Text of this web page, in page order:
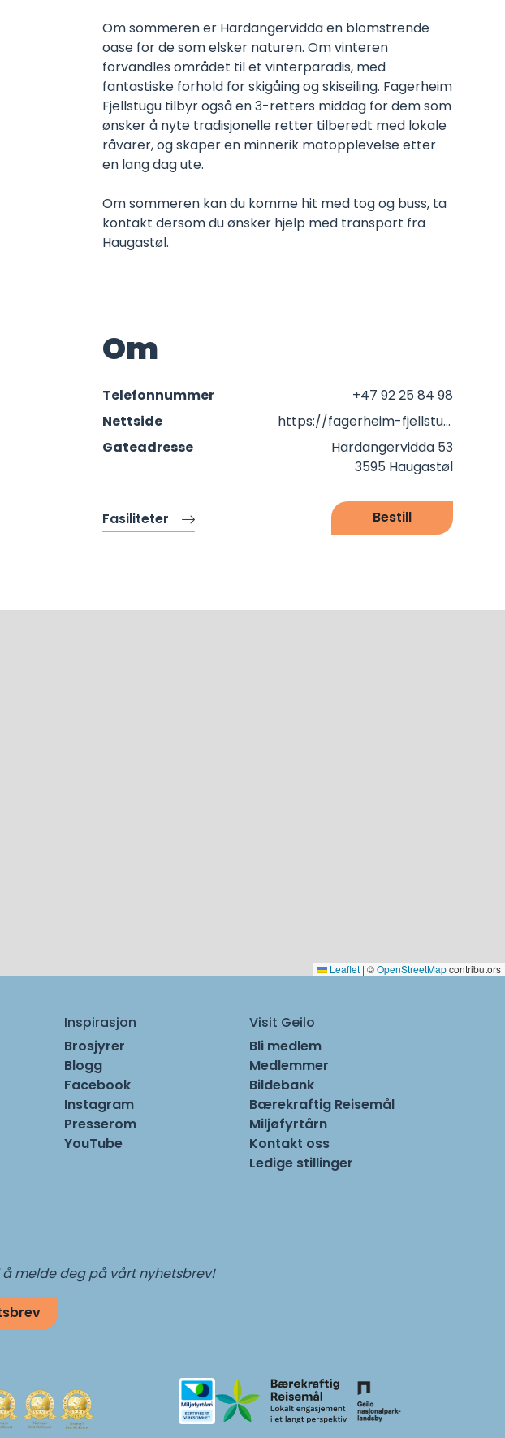
Om sommeren er Hardangervidda en blomstrende
oase for de som elsker naturen. Om vinteren
forvandles området til et vinterparadis, med
fantastiske forhold for skigåing og skiseiling. Fagerheim
Fjellstugu tilbyr også en 3-retters middag for dem som
ønsker å nyte tradisjonelle retter tilberedt med lokale
råvarer, og skaper en minnerik matopplevelse etter
en lang dag ute.
Om sommeren kan du komme hit med tog og buss, ta
kontakt dersom du ønsker hjelp med transport fra
Haugastøl.
Om
Telefonnummer
+47 92 25 84 98
Nettside
https://fagerheim-fjellstugu.no/
Gateadresse
Hardangervidda 53
3595 Haugastøl
Fasiliteter Bestill
Leaflet | ©OpenStreetMapcontributors
Inspirasjon
Brosjyrer
Blogg
Facebook
Instagram
Presserom
YouTube
Visit Geilo
Bli medlem
Medlemmer
Bildebank
Bærekraftig Reisemål
Miljøfyrtårn
Kontakt oss
Ledige stillinger
melde deg på vårt nyhetsbrev!